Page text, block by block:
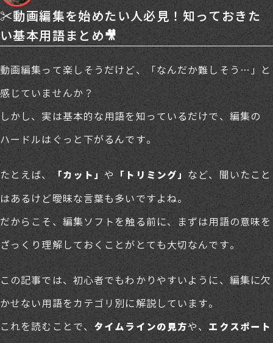
✂️動画編集を始めたい人必見！知っておきた
い基本用語まとめ🎥
動画編集って楽しそうだけど、「なんだか難しそう…」と
感じていませんか？
しかし、実は基本的な用語を知っているだけで、編集の
ハードルはぐっと下がるんです。
たとえば、 「カット」や 「トリミング」 など、聞いたこと
はあるけど曖昧な言葉も多いですよね。
だからこそ、編集ソフトを触る前に、まずは用語の意味を
ざっくり理解しておくことがとても大切なんです。
この記事では、初心者でもわかりやすいように、編集に欠
かせない用語をカテゴリ別に解説しています。
これを読むことで、 タイムラインの見方や、 エクスポート